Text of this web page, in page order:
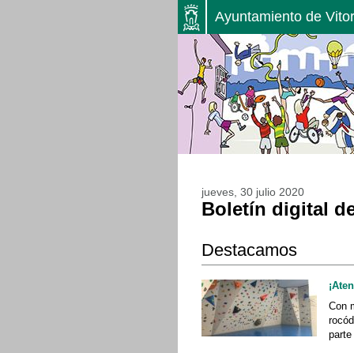
Ayuntamiento de
jueves, 30 julio 2020
Boletín digital
Destacamos
Con